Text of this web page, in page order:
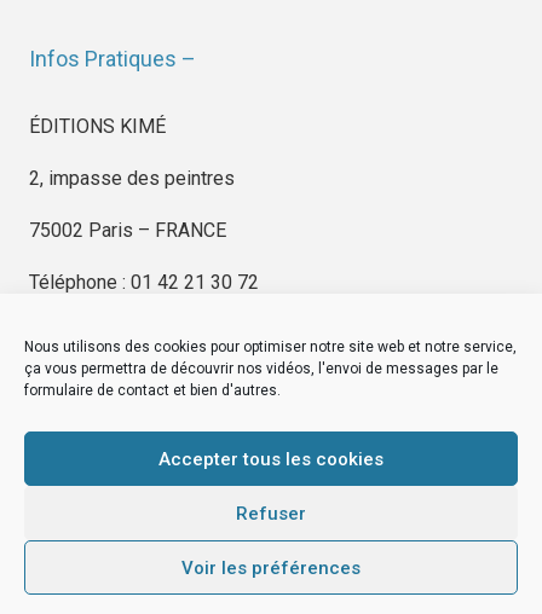
Nous utilisons des cookies pour optimiser notre site web et notre service,
ça vous permettra de découvrir nos vidéos, l'envoi de messages par le
formulaire de contact et bien d'autres.
Accepter tous les cookies
Refuser
Voir les préférences
Infos Pratiques –
ÉDITIONS KIMÉ
2, impasse des peintres
75002 Paris – FRANCE
Téléphone : 01 42 21 30 72
EDITIONS KIMÉ
Mentions Légales
© byeDovel.com
editionskime.fr